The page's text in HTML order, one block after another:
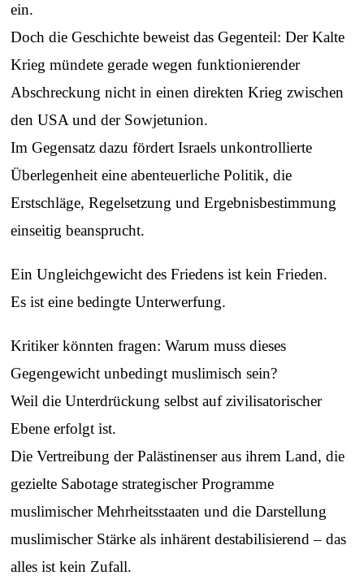
ein.
Doch die Geschichte beweist das Gegenteil: Der Kalte
Krieg mündete gerade wegen funktionierender
Abschreckung nicht in einen direkten Krieg zwischen
den USA und der Sowjetunion.
Im Gegensatz dazu fördert Israels unkontrollierte
Überlegenheit eine abenteuerliche Politik, die
Erstschläge, Regelsetzung und Ergebnisbestimmung
einseitig beansprucht.
Ein Ungleichgewicht des Friedens ist kein Frieden.
Es ist eine bedingte Unterwerfung.
Kritiker könnten fragen: Warum muss dieses
Gegengewicht unbedingt muslimisch sein?
Weil die Unterdrückung selbst auf zivilisatorischer
Ebene erfolgt ist.
Die Vertreibung der Palästinenser aus ihrem Land, die
gezielte Sabotage strategischer Programme
muslimischer Mehrheitsstaaten und die Darstellung
muslimischer Stärke als inhärent destabilisierend – das
alles ist kein Zufall.